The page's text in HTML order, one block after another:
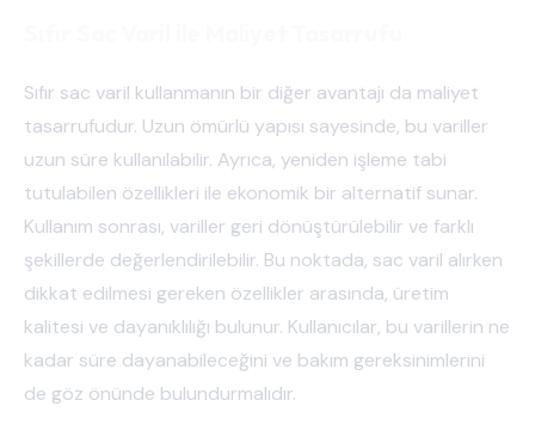
Sıfır sac varil kullanmanın bir diğer avantajı da maliyet
tasarrufudur. Uzun ömürlü yapısı sayesinde, bu variller
uzun süre kullanılabilir. Ayrıca, yeniden işleme tabi
tutulabilen özellikleri ile ekonomik bir alternatif sunar.
Kullanım sonrası, variller geri dönüştürülebilir ve farklı
şekillerde değerlendirilebilir. Bu noktada, sac varil alırken
dikkat edilmesi gereken özellikler arasında, üretim
kalitesi ve dayanıklılığı bulunur. Kullanıcılar, bu varillerin ne
kadar süre dayanabileceğini ve bakım gereksinimlerini
de göz önünde bulundurmalıdır.